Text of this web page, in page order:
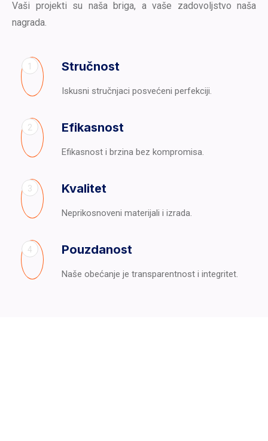
Vaši projekti su naša briga, a vaše zadovoljstvo naša
nagrada.
1 Stručnost
Iskusni stručnjaci posvećeni perfekciji.
2 Efikasnost
Efikasnost i brzina bez kompromisa.
3 Kvalitet
Neprikosnoveni materijali i izrada.
4 Pouzdanost
Naše obećanje je transparentnost i integritet.